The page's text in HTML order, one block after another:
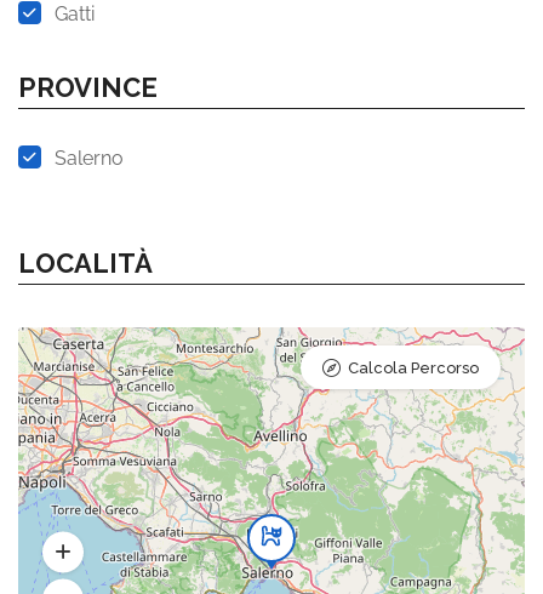
Gatti
PROVINCE
Salerno
LOCALITÀ
Calcola Percorso